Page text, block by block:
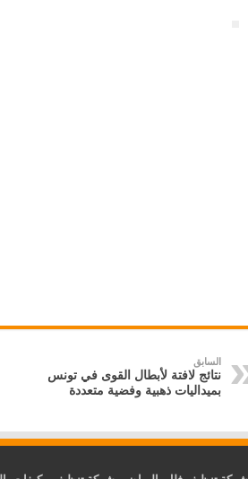
السابق
نتائج لافتة لأبطال القوى في تونس
بميداليات ذهبية وفضية متعددة